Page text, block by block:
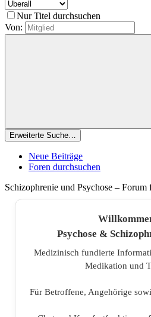
Nur Titel durchsuchen
Von:
Erweiterte Suche…
Neue Beiträge
Foren durchsuchen
Schizophrenie und Psychose –
Psychose &
Medizinisch fundierte
Medikation und
Für Betroffene, Angehörige